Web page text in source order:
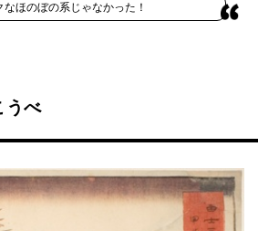
なほのぼの系じゃなかった！
うべ